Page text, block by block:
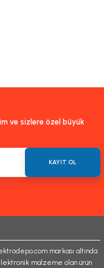
ve sizlere özel büyük
KAYIT OL
markası altında
malzeme olan ürün